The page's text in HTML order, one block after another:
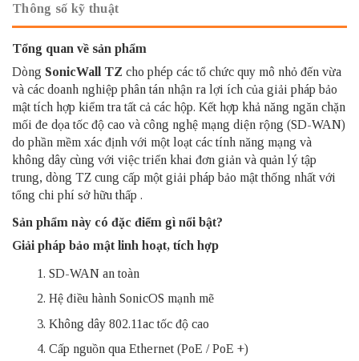
Thông số kỹ thuật
Tổng quan về sản phẩm
Dòng SonicWall TZ cho phép các tổ chức quy mô nhỏ đến vừa
và các doanh nghiệp phân tán nhận ra lợi ích của giải pháp bảo
mật tích hợp kiểm tra tất cả các hộp. Kết hợp khả năng ngăn chặn
mối đe dọa tốc độ cao và công nghệ mạng diện rộng (SD-WAN)
do phần mềm xác định với một loạt các tính năng mạng và
không dây cùng với việc triển khai đơn giản và quản lý tập
trung, dòng TZ cung cấp một giải pháp bảo mật thống nhất với
tổng chi phí sở hữu thấp .
Sản phẩm này có đặc điểm gì nổi bật?
Giải pháp bảo mật linh hoạt, tích hợp
SD-WAN an toàn
Hệ điều hành SonicOS mạnh mẽ
Không dây 802.11ac tốc độ cao
Cấp nguồn qua Ethernet (PoE / PoE +)